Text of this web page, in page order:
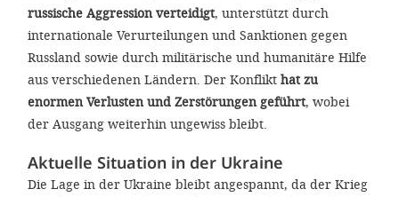
russische Aggression verteidigt, unterstützt durch
internationale Verurteilungen und Sanktionen gegen
Russland sowie durch militärische und humanitäre Hilfe
aus verschiedenen Ländern. Der Konflikt hat zu
enormen Verlusten und Zerstörungen geführt, wobei
der Ausgang weiterhin ungewiss bleibt.
Aktuelle Situation in der Ukraine
Die Lage in der Ukraine bleibt angespannt, da der Krieg